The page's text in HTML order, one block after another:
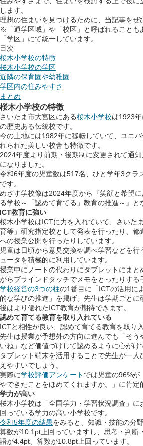
します。
理想の住まいを見つけるために、当記事をぜ
※「通学区域」や「校区」と呼ばれることも
「学区」にて統一しています。
目次
桜木小学校の特徴
桜木小学校の学区
近隣の保育園や幼稚園
学区内の住みやすさ
まとめ
桜木小学校の特徴
さいたま市大宮区にある桜木小学校は1923
の歴史ある伝統校です。
今の土地には1982年に移転していて、ユニ
れられた美しい校舎も特徴です。
2024年度より前期・後期制に変更されて通
になりました。
令和6年度の児童数は517名、ひと学年3クラ
です。
めざす学校像は2024年度から『笑顔と希望
る学校～「認めて育てる」教育の推進～』と
ICT教育に強い
桜木小学校はICTに力を入れていて、さいた
育等」研究指定校として発表を行ったり、
への授業公開を行ったりしています。
児童は日頃から意見交換や調べ学習などを
ュータを積極的に利用しています。
授業中にノートの代わりにタブレットにまと
がらブラインドタッチでメモをとったりする
学校経営の3つの柱の1番目に「ICTの活用に
的な学びの推進」を掲げ、先生は学期ごと
後はより優れたICT教育が期待できます。
認めて育てる教育を取り入れている
ICTと相性が良い、認めて育てる教育を取り
先生は授業が予想外の方向に進んでも「そう
いね」など価値づけして認めるように心がけ
タブレット端末を活用することで先生が一
えやすいでしょう。
実際に学校評価アンケート では児童の96%が
やできたことをほめてくれますか。」に肯定
学力が高い
桜木小学校は「全国学力・学習状況調査」に
回っている学力の高い小学校です。
令和5年度の結果をみると、知識・技能の分
算数が10.1pt上回っていますし、思考・判断
語が4.4pt、算数が10.8pt上回っています。